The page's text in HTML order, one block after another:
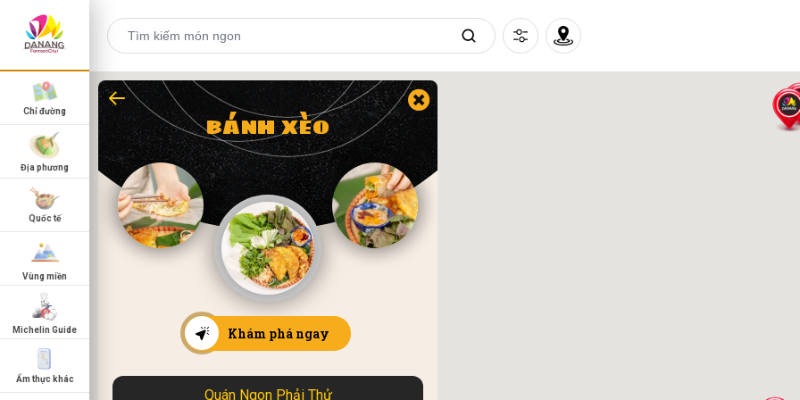
Chỉ đường
Địa phương
Quốc tế
Vùng miền
Michelin Guide
Ẩm thực khác
BÁNH XÈO
Khám phá ngay
Quán Ngon Phải Thử